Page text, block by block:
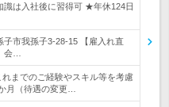
は入社後に習得可 ★年休124日
子市我孫子3-28-15 【雇入れ直
会…
までのご経験やスキル等を考慮
月（待遇の変更…